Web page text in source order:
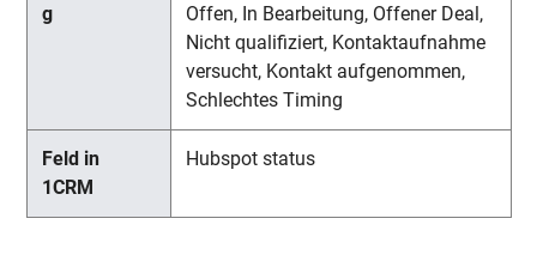
Offen, In Bearbeitung, Offener Deal,
Nicht qualifiziert, Kontaktaufnahme
versucht, Kontakt aufgenommen,
Schlechtes Timing
Hubspot status